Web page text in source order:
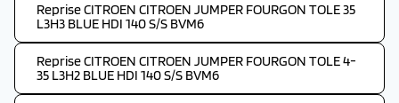
Reprise CITROEN CITROEN JUMPER FOURGON TOLE 35
L3H3 BLUE HDI 140 S/S BVM6
Reprise CITROEN CITROEN JUMPER FOURGON TOLE 4-
35 L3H2 BLUE HDI 140 S/S BVM6